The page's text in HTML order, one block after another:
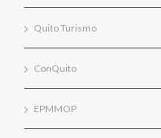
Quito Turismo
ConQuito
EPMMOP